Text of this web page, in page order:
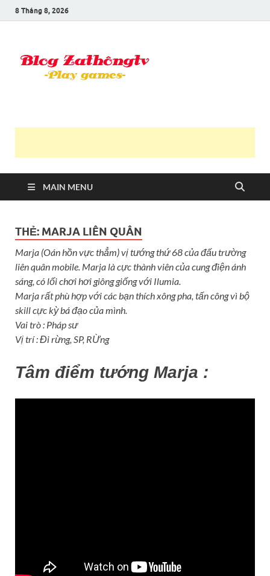
8 Tháng 8, 2026
MAIN MENU
THẺ: MARJA LIÊN QUÂN
Marja (Oán hồn vực thẳm) vị tướng thứ 68 của đấu trường
liên quân mobile. Marja là cực thành viên của cung điện ánh
sáng, có lối chơi hơi giông giống với Ilumia.
Marja rất phù hợp với các bạn thích xông pha, tấn công vì bộ
skill cực kỳ bá đạo của mình.
Vai trò : Pháp sư
Vị trí : Đi rừng, SP, RỪng
Tâm điểm tướng Marja :